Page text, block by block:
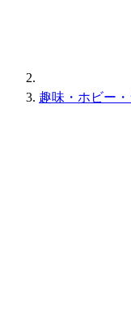
趣味・ホビー